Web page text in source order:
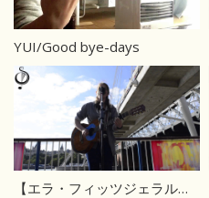
YUI/Good bye-days
【エラ・フィッツジェラルド】サマータイム